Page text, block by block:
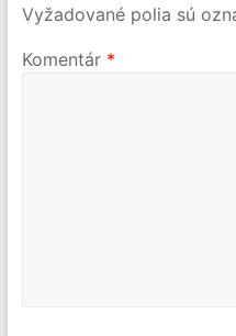
Vyžadované polia sú
Komentár *